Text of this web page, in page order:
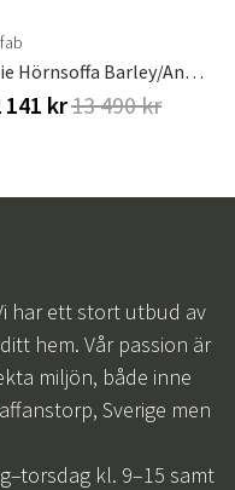
Allie Hörnsoffa Barley/Anthracite
141 kr13 490 kr
har ett stort utbud av
hem. Vår passion är
miljön, både inne
Sverige men
kl. 9–15 samt